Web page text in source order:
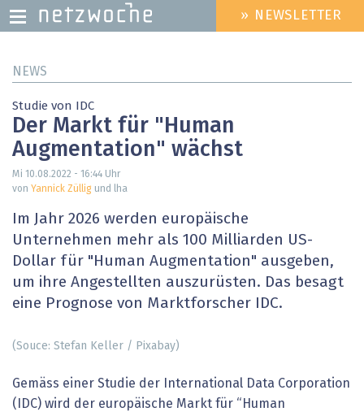
zum
HEADER
MENU
» NEWSLETTER
NEWS
Studie von IDC
Der Markt für "Human
Augmentation" wächst
Mi 10.08.2022 - 16:44 Uhr
von Yannick Züllig und lha
Im Jahr 2026 werden europäische
Unternehmen mehr als 100 Milliarden US-
Dollar für "Human Augmentation" ausgeben,
um ihre Angestellten auszurüsten. Das besagt
eine Prognose von Marktforscher IDC.
(Souce: Stefan Keller / Pixabay)
Gemäss einer Studie der International Data Corporation
(IDC) wird der europäische Markt für “Human